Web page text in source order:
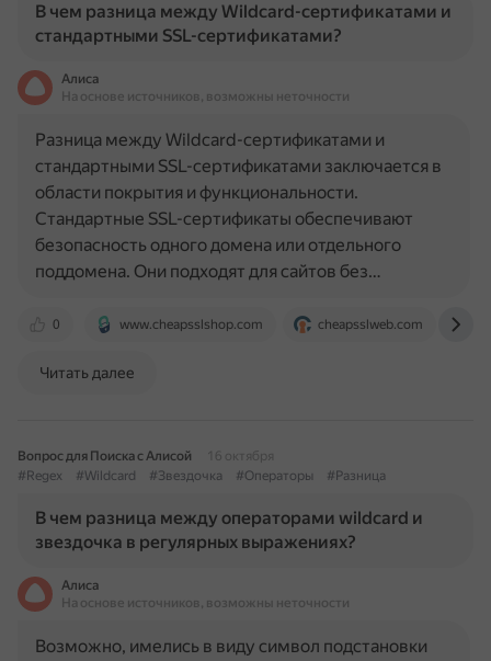
В чем разница между Wildcard-сертификатами и
стандартными SSL-сертификатами?
Алиса
На основе источников, возможны неточности
0 www.cheapsslshop.com cheapsslweb.com
Разница между Wildcard-сертификатами и
стандартными SSL-сертификатами заключается в
области покрытия и функциональности.
Стандартные SSL-сертификаты обеспечивают
безопасность одного домена или отдельного
поддомена. Они подходят для сайтов без…
Читать далее
Вопрос для Поиска с Алисой
16 октября
#Regex
#Wildcard #Звездочка #Операторы #Разница
В чем разница между операторами wildcard и
звездочка в регулярных выражениях?
Алиса
На основе источников, возможны неточности
Возможно, имелись в виду символ подстановки